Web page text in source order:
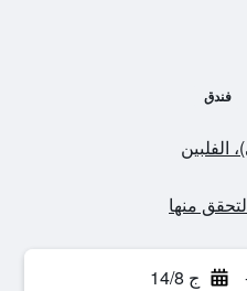
فندق
الفلبين
ج 14/8